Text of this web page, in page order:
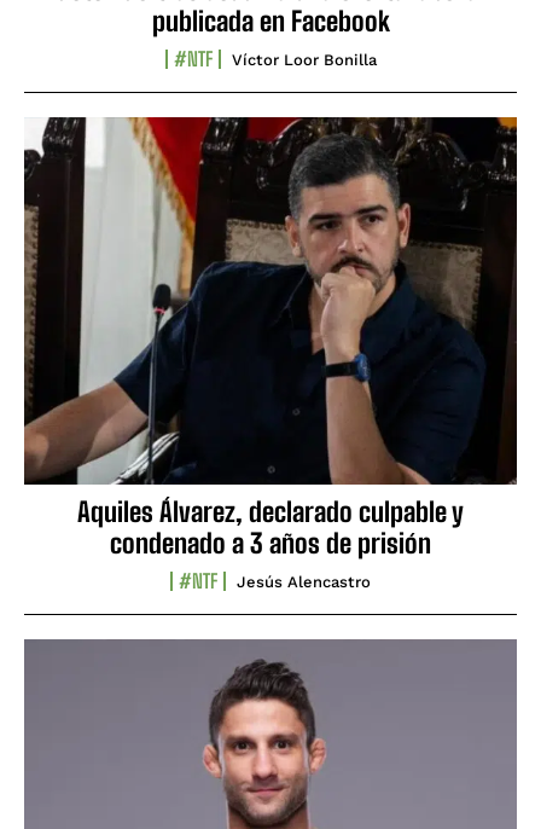
publicada en Facebook
#NTF Víctor Loor Bonilla
Aquiles Álvarez, declarado culpable y
condenado a 3 años de prisión
#NTF Jesús Alencastro